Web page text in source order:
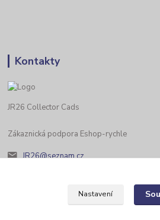
Kontakty
JR26 Collector Cads
Zákaznická podpora Eshop-rychle
JR26@seznam.cz
Nastavení